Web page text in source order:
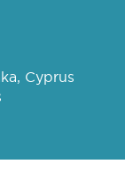
Cyprus